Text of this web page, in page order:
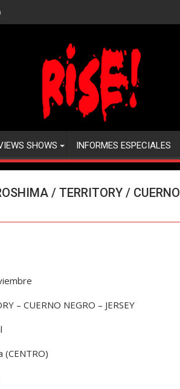
SHOWS INFORMES ESPECIALES
/ TERRITORY / CUERNO
– CUERNO NEGRO – JERSEY
(CENTRO)